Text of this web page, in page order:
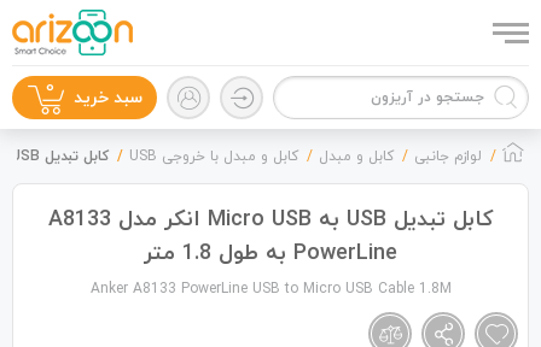
سبد خرید 0
لوازم جانبی کابل و مبدل کابل و مبدل با خروجی USB کابل تبدیل USB به Micro USB انکر مدل A8133 PowerLine به طول 1.8 متر
کابل تبدیل USB به Micro USB انکر مدل A8133
PowerLine به طول 1.8 متر
Anker A8133 PowerLine USB to Micro USB Cable 1.8M